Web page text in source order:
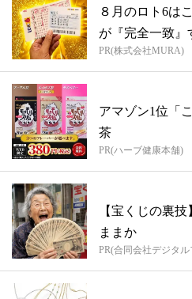
８月のロト6は
が『完全一致』
PR(株式会社MURA)
アマゾン1位「
茶
PR(ハーブ健康本舗)
【宝くじの裏
ままか
PR(合同会社デジタ